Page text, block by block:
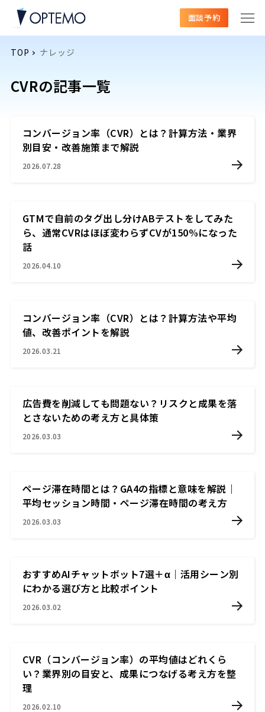
面談予約
TOP ナレッジ
CVRの記事一覧
コンバージョン率（CVR）とは？計算方法・業界
別目安・改善施策まで解説
2026.07.28
GTMで自前のタグ出し分けABテストをしてみた
ら、通常CVRはほぼ変わらずCVが150%になった
話
2026.04.10
コンバージョン率（CVR）とは？計算方法や平均
値、改善ポイントを解説
2026.03.21
広告費を削減しても問題ない？リスクと成果を落
とさないための考え方と具体策
2026.03.03
ページ滞在時間とは？GA4の指標と意味を解説｜
平均セッション時間・ページ滞在時間の考え方
2026.03.03
おすすめAIチャットボット7選＋α｜活用シーン別
にわかる選び方と比較ポイント
2026.03.02
CVR（コンバージョン率）の平均値はどれくら
い？業界別の目安と、成果につなげる考え方を整
理
2026.02.10